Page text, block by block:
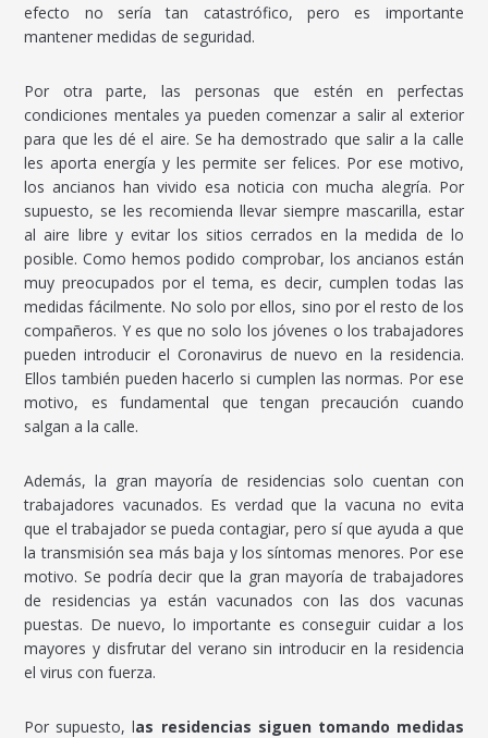
efecto no sería tan catastrófico, pero es importante
mantener medidas de seguridad.
Por otra parte, las personas que estén en perfectas
condiciones mentales ya pueden comenzar a salir al exterior
para que les dé el aire. Se ha demostrado que salir a la calle
les aporta energía y les permite ser felices. Por ese motivo,
los ancianos han vivido esa noticia con mucha alegría. Por
supuesto, se les recomienda llevar siempre mascarilla, estar
al aire libre y evitar los sitios cerrados en la medida de lo
posible. Como hemos podido comprobar, los ancianos están
muy preocupados por el tema, es decir, cumplen todas las
medidas fácilmente. No solo por ellos, sino por el resto de los
compañeros. Y es que no solo los jóvenes o los trabajadores
pueden introducir el Coronavirus de nuevo en la residencia.
Ellos también pueden hacerlo si cumplen las normas. Por ese
motivo, es fundamental que tengan precaución cuando
salgan a la calle.
Además, la gran mayoría de residencias solo cuentan con
trabajadores vacunados. Es verdad que la vacuna no evita
que el trabajador se pueda contagiar, pero sí que ayuda a que
la transmisión sea más baja y los síntomas menores. Por ese
motivo. Se podría decir que la gran mayoría de trabajadores
de residencias ya están vacunados con las dos vacunas
puestas. De nuevo, lo importante es conseguir cuidar a los
mayores y disfrutar del verano sin introducir en la residencia
el virus con fuerza.
Por supuesto, las residencias siguen tomando medidas